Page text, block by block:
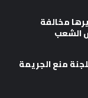
مخالفة
الشعب
العدل تشارك في أعمال الدورة الـ35 للجنة منع الجريمة